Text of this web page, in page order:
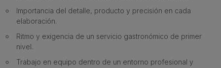
Importancia del detalle, producto y precisión en cada
elaboración.
Ritmo y exigencia de un servicio gastronómico de primer
nivel.
Trabajo en equipo dentro de un entorno profesional y